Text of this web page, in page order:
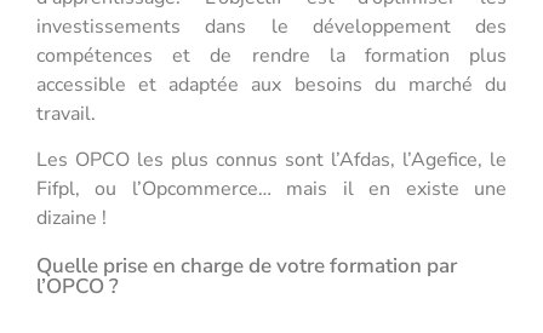
investissements dans le développement des
compétences et de rendre la formation plus
accessible et adaptée aux besoins du marché du
travail.
Les OPCO les plus connus sont l’Afdas, l’Agefice, le
Fifpl, ou l’Opcommerce… mais il en existe une
dizaine !
Quelle prise en charge de votre formation par
l’OPCO ?